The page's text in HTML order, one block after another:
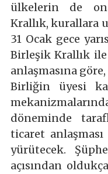
ülkelerin de
Krallık, kurallara
31 Ocak gece
Birleşik Krallık ile
anlaşmasına
Birliğin üyesi
döneminde
ticaret
yürütecek.
açısından